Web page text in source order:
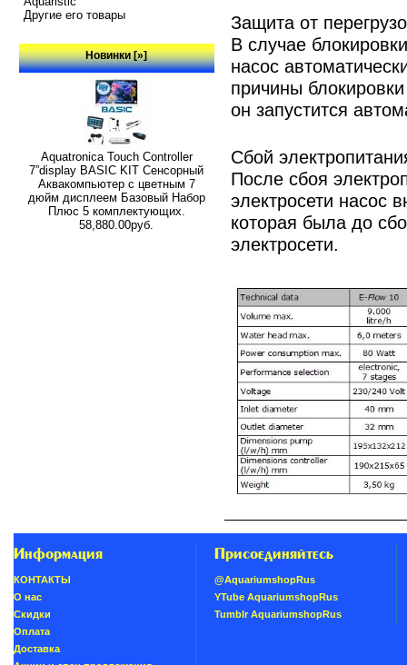
Другие его товары
Новинки [»]
Aquatronica Touch Controller
7”display BASIC KIT Сенсорный
Аквакомпьютер с цветным 7
дюйм дисплеем Базовый Набор
Плюс 5 комплектующих.
58,880.00руб.
Защита от
В случае
насос
причины
он запустится
Сбой
После сбоя
электросети насос
которая была до
электросети.
Информация
КОНТАКТЫ
О нас
Скидки
Oплатa
Доставка
Присоединяйтесь
@AquariumshopRus
YTube AquariumshopRus
Tumblr AquariumshopRus